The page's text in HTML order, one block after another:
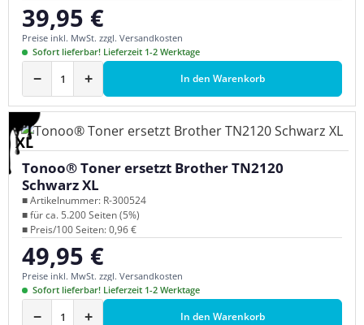
Regulärer Preis:
39,95 €
Preise inkl. MwSt. zzgl. Versandkosten
Sofort lieferbar! Lieferzeit 1-2 Werktage
− + In den Warenkorb
XL
Tonoo® Toner ersetzt Brother TN2120
Schwarz XL
■ Artikelnummer: R-300524
■ für ca. 5.200 Seiten (5%)
■ Preis/100 Seiten: 0,96 €
Regulärer Preis:
49,95 €
Preise inkl. MwSt. zzgl. Versandkosten
Sofort lieferbar! Lieferzeit 1-2 Werktage
− + In den Warenkorb